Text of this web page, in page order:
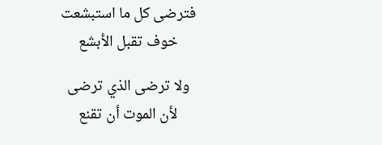
فترضى كل ما استبشعت
خوف تقبل الأبشع
ولا ترضى الذي ترضى
لأن الموت أن تقنع